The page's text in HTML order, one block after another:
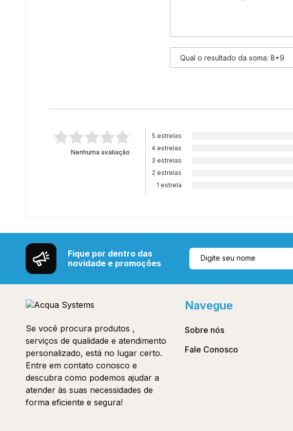
Nenhuma avaliação
5 estrelas
4 estrelas
3 estrelas
2 estrelas
1 estrela
Fique por dentro das
novidade e promoções
Se você procura produtos ,
serviços de qualidade e atendimento
personalizado, está no lugar certo.
Entre em contato conosco e
descubra como podemos ajudar a
atender às suas necessidades de
forma eficiente e segura!
Navegue
Sobre nós
Fale Conosco